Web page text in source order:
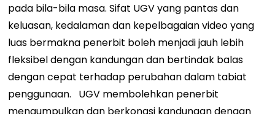
pada bila-bila masa. Sifat UGV yang pantas dan
keluasan, kedalaman dan kepelbagaian video yang
luas bermakna penerbit boleh menjadi jauh lebih
fleksibel dengan kandungan dan bertindak balas
dengan cepat terhadap perubahan dalam tabiat
penggunaan.
UGV membolehkan penerbit
mengumpulkan dan berkongsi kandungan dengan